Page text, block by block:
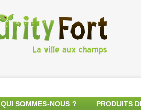
QUI SOMMES-NOUS ? PRODUITS